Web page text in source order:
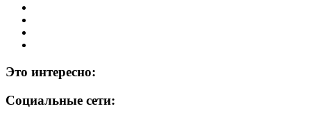
Это интересно:
Социальные сети: